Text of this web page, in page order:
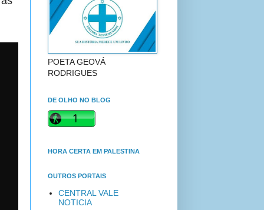
POETA GEOVÁ
RODRIGUES
DE OLHO NO BLOG
HORA CERTA EM PALESTINA
OUTROS PORTAIS
CENTRAL VALE
NOTICIA